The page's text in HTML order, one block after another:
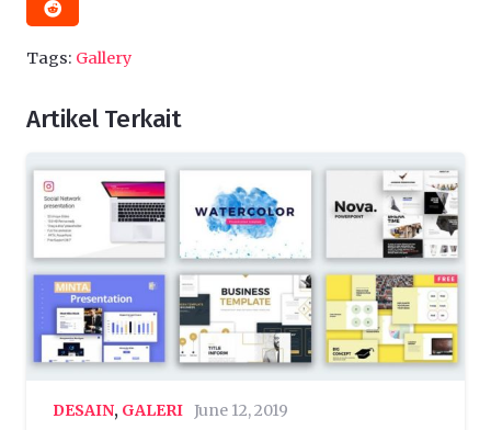
Tags: Gallery
Artikel Terkait
DESAIN, GALERI June 12, 2019